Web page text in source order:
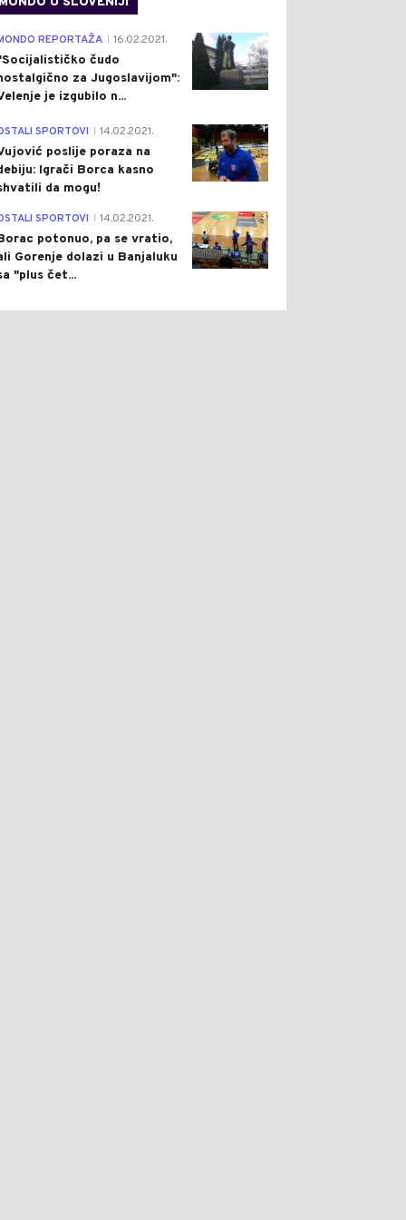
4
REPORTAŽA 16.02.2021.
čudo
za Jugoslavijom":
je izgubilo n...
1
SPORTOVI 14.02.2021.
poslije poraza na
Igrači Borca kasno
da mogu!
3
SPORTOVI 14.02.2021.
potonuo, pa se vratio,
Gorenje dolazi u Banjaluku
"plus čet...